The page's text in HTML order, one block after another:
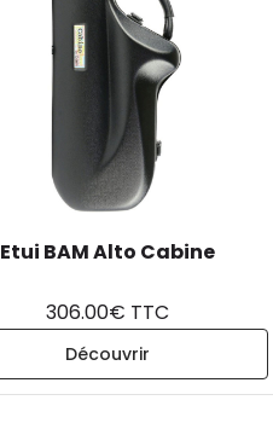
Etui BAM Alto Cabine
306.00€ TTC
Découvrir